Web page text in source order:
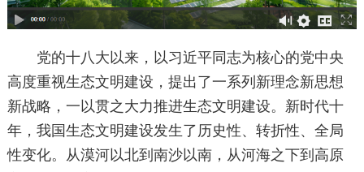
党的十八大以来，以习近平同志为核心的党中央
高度重视生态文明建设，提出了一系列新理念新思想
新战略，一以贯之大力推进生态文明建设。新时代十
年，我国生态文明建设发生了历史性、转折性、全局
性变化。从漠河以北到南沙以南，从河海之下到高原